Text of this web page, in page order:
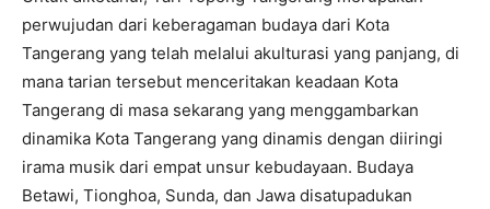
perwujudan dari keberagaman budaya dari Kota
Tangerang yang telah melalui akulturasi yang panjang, di
mana tarian tersebut menceritakan keadaan Kota
Tangerang di masa sekarang yang menggambarkan
dinamika Kota Tangerang yang dinamis dengan diiringi
irama musik dari empat unsur kebudayaan. Budaya
Betawi, Tionghoa, Sunda, dan Jawa disatupadukan